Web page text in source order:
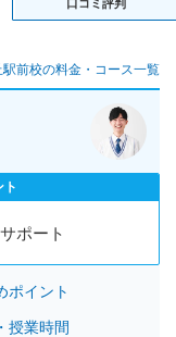
口コミ評判
前校の料金・コース一覧
ト
ポート
ポイント
授業時間